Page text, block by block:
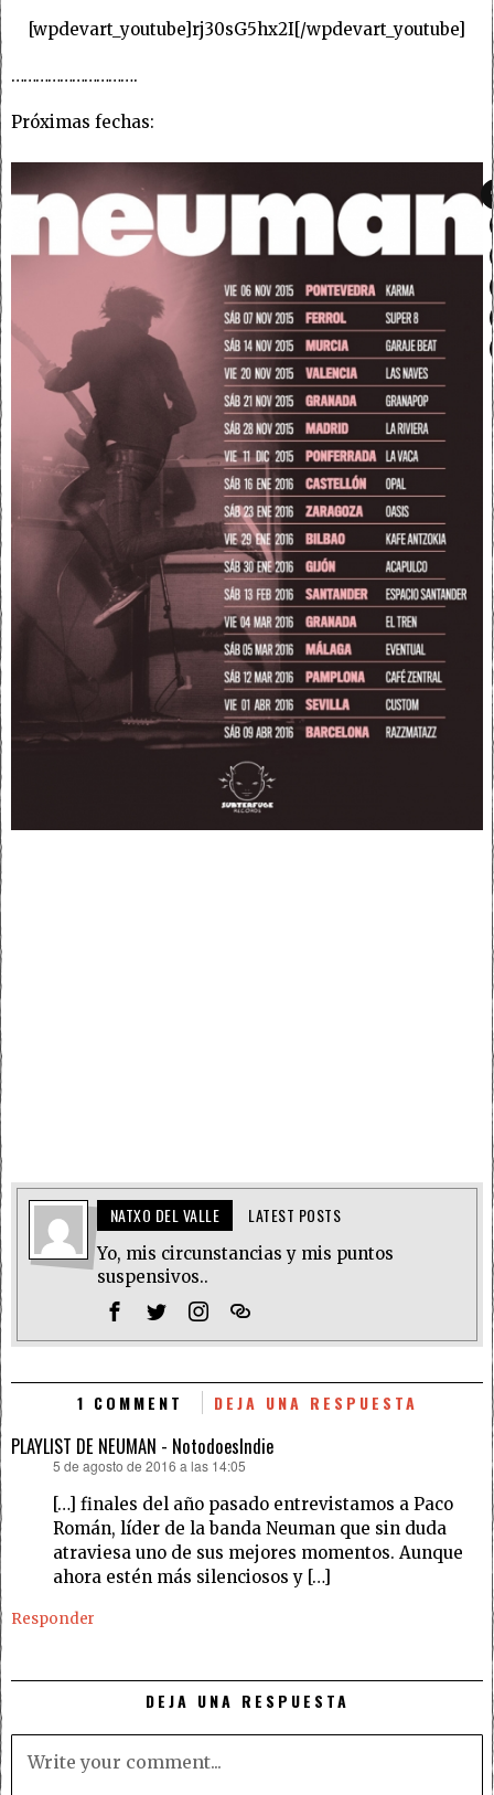
[wpdevart_youtube]rj30sG5hx2I[/wpdevart_youtube]
………………………….
Próximas fechas:
NATXO DEL VALLE LATEST POSTS
Yo, mis circunstancias y mis puntos
suspensivos..
1 COMMENT DEJA UNA RESPUESTA
PLAYLIST DE NEUMAN - NotodoesIndie
5 de agosto de 2016 a las 14:05
[…] finales del año pasado entrevistamos a Paco
Román, líder de la banda Neuman que sin duda
atraviesa uno de sus mejores momentos. Aunque
ahora estén más silenciosos y […]
Responder
DEJA UNA RESPUESTA